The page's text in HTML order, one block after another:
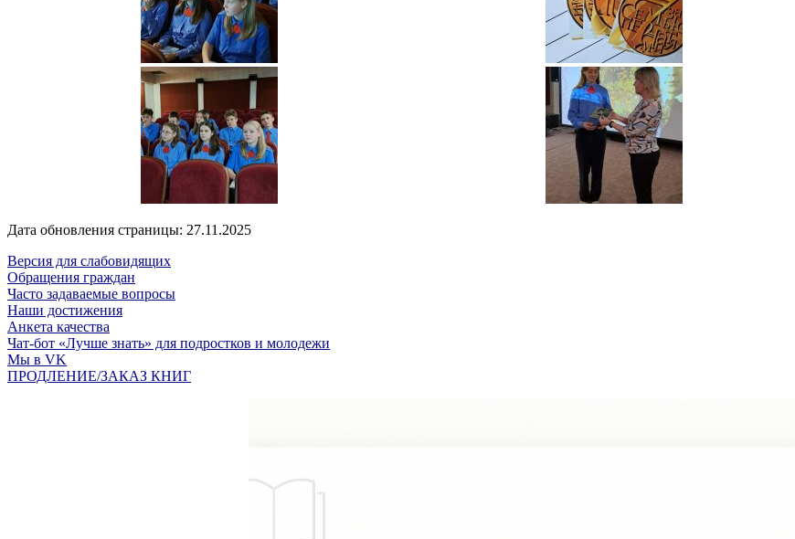
Дата обновления страницы: 27.11.2025
Версия для слабовидящих
Обращения граждан
Часто задаваемые вопросы
Наши достижения
Анкета качества
Чат-бот «Лучше знать» для подростков и молодежи
Мы в VK
ПРОДЛЕНИЕ/ЗАКАЗ КНИГ